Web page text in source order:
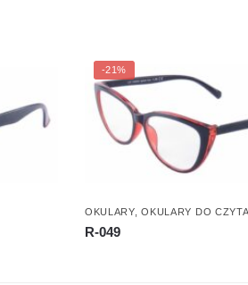
-21%
OKULARY,OKULARY DO
R-049